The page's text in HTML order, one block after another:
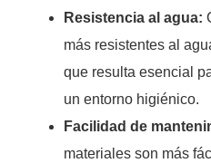
Resistencia al agua:
más resistentes al
que resulta esencial
un entorno higiénico.
Facilidad de
materiales son más